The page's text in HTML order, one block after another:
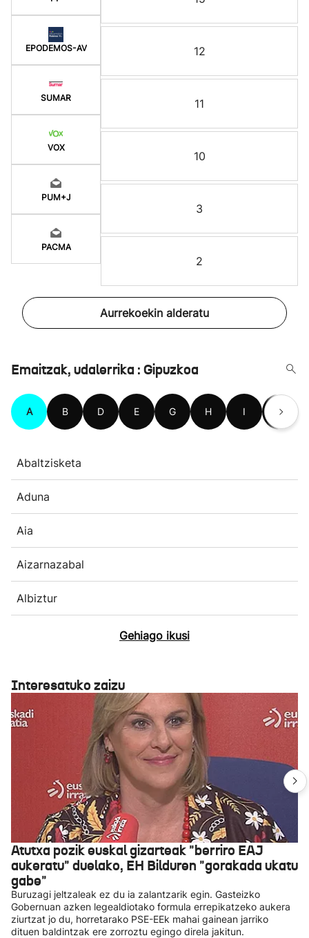
EPODEMOS-AV
SUMAR
VOX
PUM+J
PACMA
12
11
10
3
2
Aurrekoekin alderatu
Emaitzak, udalerrika : Gipuzkoa
A B D E G H I L
Abaltzisketa
Aduna
Aia
Aizarnazabal
Albiztur
Gehiago ikusi
Interesatuko zaizu
Atutxa pozik euskal gizarteak "berriro EAJ
aukeratu" duelako, EH Bilduren "gorakada ukatu
gabe"
Buruzagi jeltzaleak ez du ia zalantzarik egin. Gasteizko
Gobernuan azken legealdiotako formula errepikatzeko aukera
ziurtzat jo du, horretarako PSE-EEk mahai gainean jarriko
dituen baldintzak ere zorroztu egingo direla jakitun.